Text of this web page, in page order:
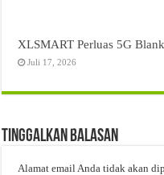
XLSMART Perluas 5G
Juli 17, 2026
Tinggalkan Balasan
Alamat email Anda tidak akan